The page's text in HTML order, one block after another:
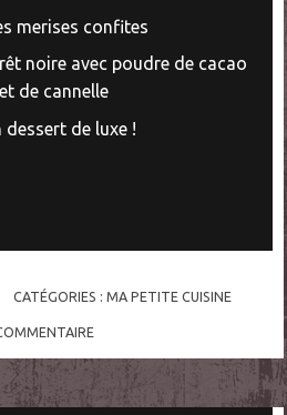
merises confites
noire avec poudre de cacao
de cannelle
dessert de luxe !
CATÉGORIES : MA PETITE CUISINE